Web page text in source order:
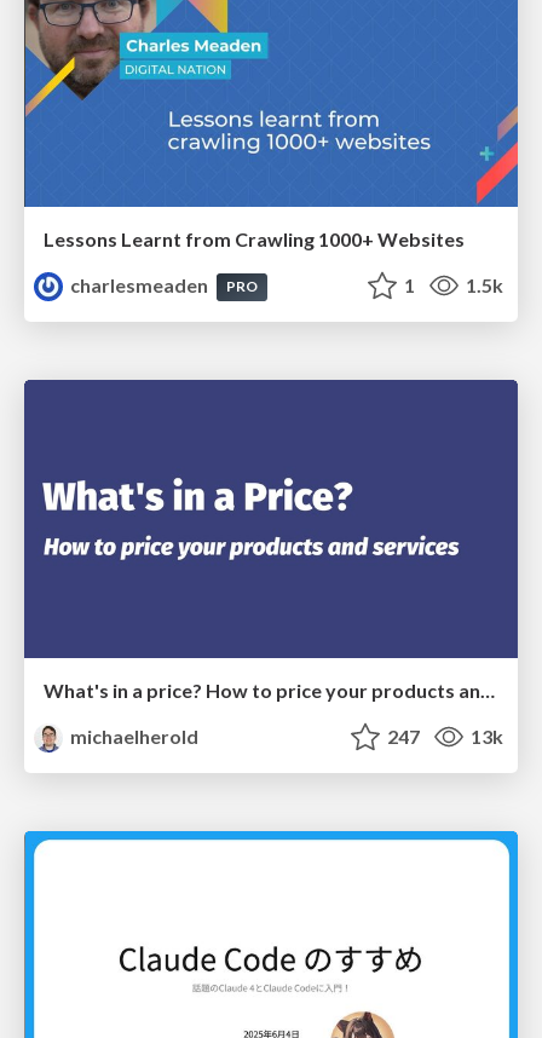
Lessons Learnt from Crawling 1000+ Websites
charlesmeaden
PRO 1 1.5k
What's in a price? How to price your products and services
michaelherold
247 13k